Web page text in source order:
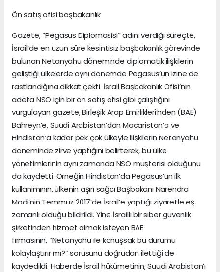
Ön satış ofisi başbakanlık
Gazete, “Pegasus Diplomasisi” adını verdiği süreçte,
İsrail’de en uzun süre kesintisiz başbakanlık görevinde
bulunan Netanyahu döneminde diplomatik ilişkilerin
geliştiği ülkelerde aynı dönemde Pegasus’un izine de
rastlandığına dikkat çekti. İsrail Başbakanlık Ofisi’nin
adeta NSO için bir ön satış ofisi gibi çalıştığını
vurgulayan gazete, Birleşik Arap Emirlikleri’nden (BAE)
Bahreyn’e, Suudi Arabistan’dan Macaristan’a ve
Hindistan’a kadar pek çok ülkeyle ilişkilerin Netanyahu
döneminde zirve yaptığını belirterek, bu ülke
yönetimlerinin aynı zamanda NSO müşterisi olduğunu
da kaydetti. Örneğin Hindistan’da Pegasus’un ilk
kullanımının, ülkenin aşırı sağcı Başbakanı Narendra
Modi’nin Temmuz 2017’de İsrail’e yaptığı ziyaretle eş
zamanlı olduğu bildirildi. Yine İsrailli bir siber güvenlik
şirketinden hizmet almak isteyen BAE
firmasının, “Netanyahu ile konuşsak bu durumu
kolaylaştırır mı?” sorusunu doğrudan ilettiği de
kaydedildi. Haberde İsrail hükûmetinin, Suudi Arabistan’ı